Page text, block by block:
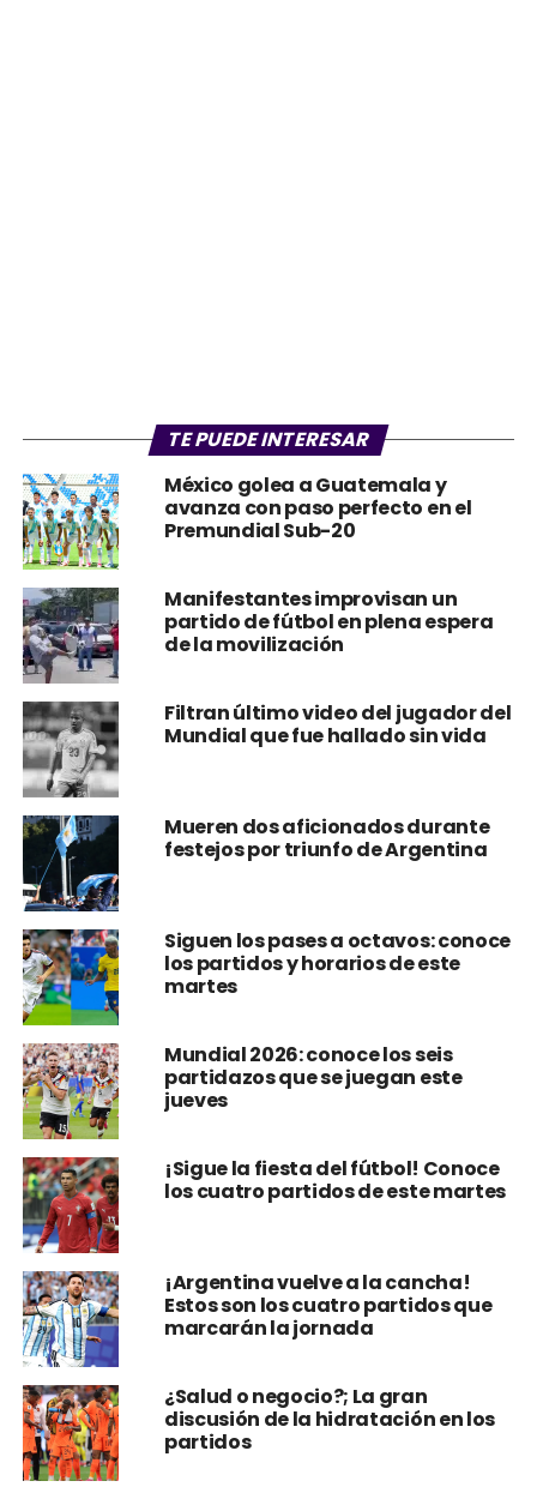
TE PUEDE INTERESAR
México golea a Guatemala y
avanza con paso perfecto en el
Premundial Sub-20
Manifestantes improvisan un
partido de fútbol en plena espera
de la movilización
Filtran último video del jugador del
Mundial que fue hallado sin vida
Mueren dos aficionados durante
festejos por triunfo de Argentina
Siguen los pases a octavos: conoce
los partidos y horarios de este
martes
Mundial 2026: conoce los seis
partidazos que se juegan este
jueves
¡Sigue la fiesta del fútbol! Conoce
los cuatro partidos de este martes
¡Argentina vuelve a la cancha!
Estos son los cuatro partidos que
marcarán la jornada
¿Salud o negocio?; La gran
discusión de la hidratación en los
partidos